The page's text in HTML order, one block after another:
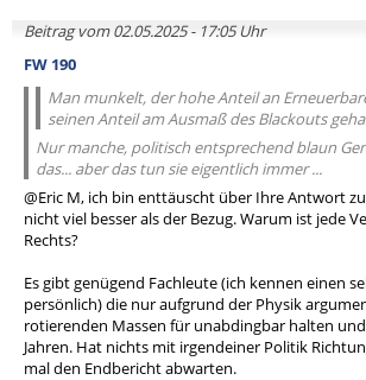
Beitrag vom 02.05.2025 - 17:05 Uhr
FW 190
Man munkelt, der hohe Anteil an
seinen Anteil am Ausmaß des Blackouts
Nur manche, politisch entsprechend blaun
das... aber das tun sie eigentlich immer ...
@Eric M, ich bin enttäuscht über Ihre Antwort
nicht viel besser als der Bezug. Warum ist jede
Rechts?
Es gibt genügend Fachleute (ich kennen einen
persönlich) die nur aufgrund der Physik
rotierenden Massen für unabdingbar halten
Jahren. Hat nichts mit irgendeiner Politik
mal den Endbericht abwarten.